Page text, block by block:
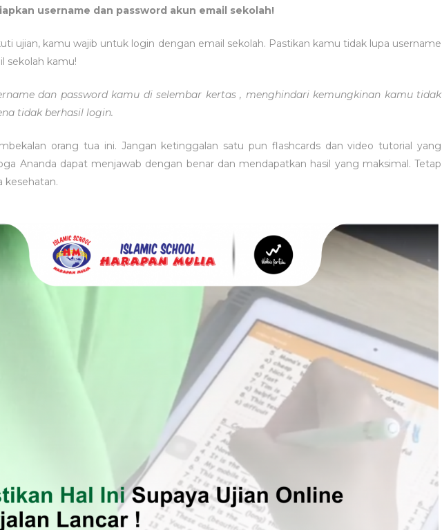
username dan password akun email sekolah!
ujian, kamu wajib untuk login dengan email sekolah. Pastikan kamu tidak lupa username
sekolah kamu!
dan password kamu di selembar kertas , menghindari kemungkinan kamu tidak
tidak berhasil login.
orang tua ini. Jangan ketinggalan satu pun flashcards dan video tutorial yang
Ananda dapat menjawab dengan benar dan mendapatkan hasil yang maksimal. Tetap
kesehatan.